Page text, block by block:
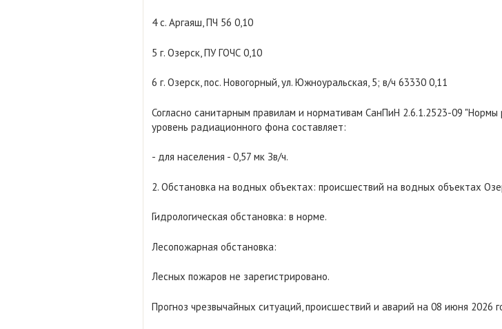
4 с. Аргаяш, ПЧ 56 0,10
5 г. Озерск, ПУ ГОЧС 0,10
6 г. Озерск, пос. Новогорный, ул. Южноуральская, 5; в/ч 63330 0,11
Согласно санитарным правилам и нормативам СанПиН 2.6.1.2523-09
уровень радиационного фона составляет:
- для населения - 0,57 мк Зв/ч.
2. Обстановка на водных объектах: происшествий на водных объектах
Гидрологическая обстановка: в норме.
Лесопожарная обстановка:
Лесных пожаров не зарегистрировано.
Прогноз чрезвычайных ситуаций, происшествий и аварий на 08 июня 2026